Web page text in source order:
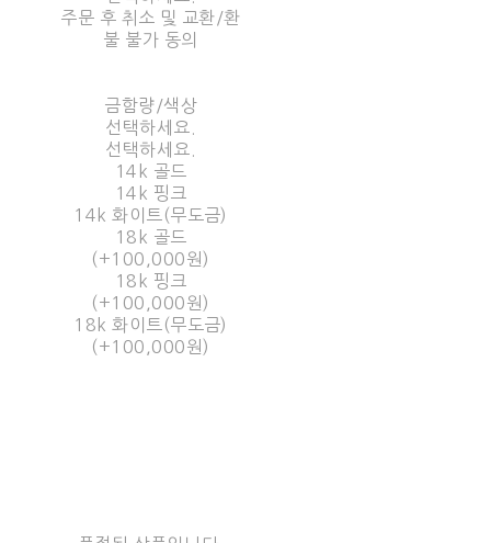
주문 후 취소 및 교환/환
불 불가 동의
금함량/색상
선택하세요.
선택하세요.
14k 골드
14k 핑크
14k 화이트(무도금)
18k 골드
(+100,000원)
18k 핑크
(+100,000원)
18k 화이트(무도금)
(+100,000원)